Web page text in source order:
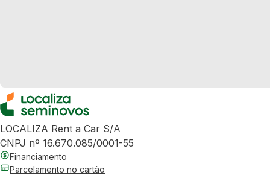
LOCALIZA Rent a Car S/A
CNPJ nº 16.670.085/0001-55
Financiamento
Parcelamento no cartão